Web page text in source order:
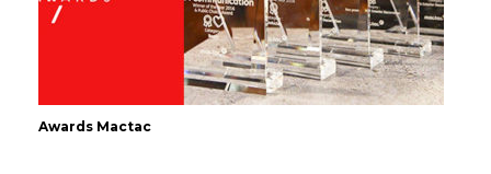
Awards Mactac